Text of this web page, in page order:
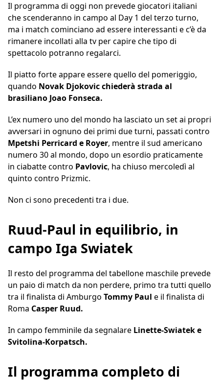
Il programma di oggi non prevede giocatori italiani
che scenderanno in campo al Day 1 del terzo turno,
ma i match cominciano ad essere interessanti e c’è da
rimanere incollati alla tv per capire che tipo di
spettacolo potranno regalarci.
Il piatto forte appare essere quello del pomeriggio,
quando Novak Djokovic chiederà strada al
brasiliano Joao Fonseca.
L’ex numero uno del mondo ha lasciato un set ai propri
avversari in ognuno dei primi due turni, passati contro
Mpetshi Perricard e Royer, mentre il sud americano
numero 30 al mondo, dopo un esordio praticamente
in ciabatte contro Pavlovic, ha chiuso mercoledì al
quinto contro Prizmic.
Non ci sono precedenti tra i due.
Ruud-Paul in equilibrio, in
campo Iga Swiatek
Il resto del programma del tabellone maschile prevede
un paio di match da non perdere, primo tra tutti quello
tra il finalista di Amburgo Tommy Paul e il finalista di
Roma Casper Ruud.
In campo femminile da segnalare Linette-Swiatek e
Svitolina-Korpatsch.
Il programma completo di